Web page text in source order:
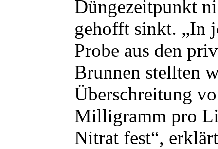
Düngezeitpunkt
gehofft sinkt. „In
Probe aus den
Brunnen stellten
Überschreitung
Milligramm pro
Nitrat fest“,